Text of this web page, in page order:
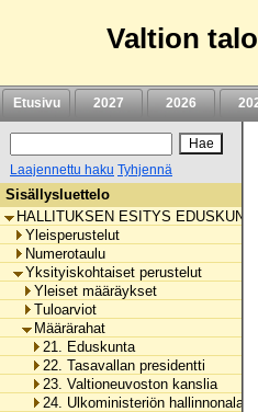
Valtion
Etusivu 2027 2026
Laajennettu haku Tyhjennä
Sisällysluettelo
HALLITUKSEN ESITYS
Yleisperustelut
Numerotaulu
Yksityiskohtaiset perustelut
Yleiset määräykset
Tuloarviot
Määrärahat
21. Eduskunta
22. Tasavallan presidentti
23. Valtioneuvoston kanslia
24. Ulkoministeriön hallinnonala